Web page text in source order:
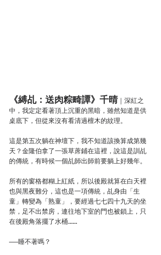
《縛乩：送肉粽畸譚》千晴｜深紅之
中，我定定看著頂上沉重的黑暗，雖然知道是供
桌底下，但從來沒有看清過檀木的紋理。
這是第五次躺在神壇下，我不知道該換算成第幾
天？金隆伯拿了一張草蓆鋪在這裡，說這是訓乩
的傳統，有時候一個乩師出師前要躺上好幾年。
所有的窗格都糊上紅紙，所以後殿就算在白天裡
也與黑夜難分，這也是一項傳統，乩身由「生
童」轉變為「熟童」，要經過七七四十九天的坐
禁，足不出禁房，連往地下室的門也被鎖上，只
在後殿角落擺了水桶……
──睡不著嗎？